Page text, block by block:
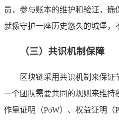
员，参与账本的维护和验证，确
就像守护一座历史悠久的城堡，
（三）共识机制保障
区块链采用共识机制来保证
一个团队需要共同的规则来维持
作量证明（PoW）、权益证明（